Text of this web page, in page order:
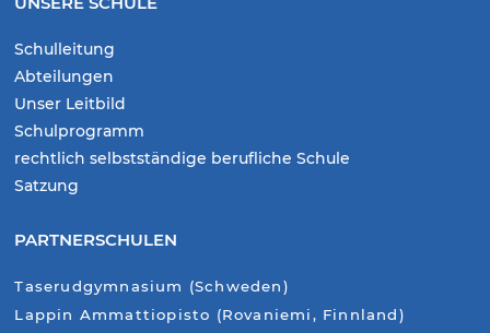
Schulleitung
Abteilungen
Unser Leitbild
Schulprogramm
rechtlich selbstständige berufliche Schule
Satzung
PARTNERSCHULEN
Taserudgymnasium (Schweden)
Lappin Ammattiopisto (Rovaniemi, Finnland)